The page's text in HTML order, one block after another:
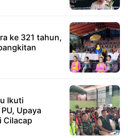
ke 321 tahun,
Ikuti
Upaya
Cilacap